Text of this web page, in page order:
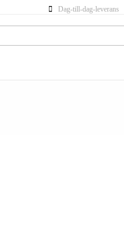
Dag-till-dag-leverans